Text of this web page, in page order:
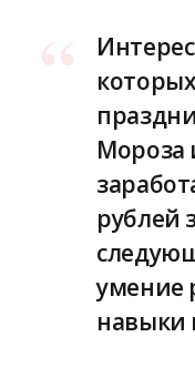
Мороза
рублей
умение
навыки